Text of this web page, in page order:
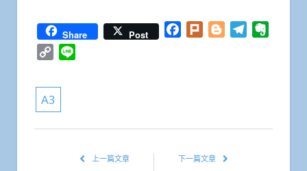
Share Post Facebook
Plurk BloggerTelegram
Copy
A3
上一篇文章 下一篇文章